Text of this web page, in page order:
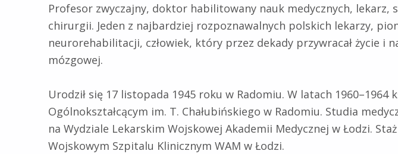
Profesor zwyczajny, doktor habilitowany nauk medycznych, lekarz,
chirurgii. Jeden z najbardziej rozpoznawalnych polskich lekarzy,
neurorehabilitacji, człowiek, który przez dekady przywracał życie i
mózgowej.
Urodził się 17 listopada 1945 roku w Radomiu. W latach 1960–1964
Ogólnokształcącym im. T. Chałubińskiego w Radomiu. Studia
na Wydziale Lekarskim Wojskowej Akademii Medycznej w Łodzi.
Wojskowym Szpitalu Klinicznym WAM w Łodzi.